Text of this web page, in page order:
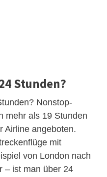
Stunden?
Nonstop-
mehr als 19 Stunden
Airline angeboten.
mit
von London nach
– ist man über 24